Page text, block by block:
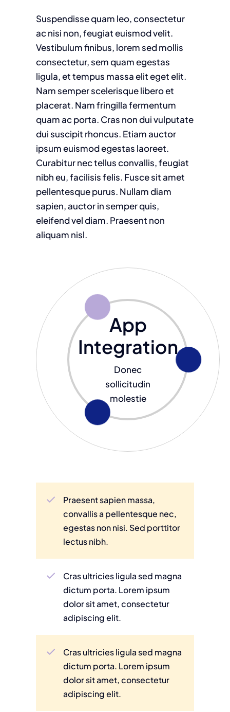
Suspendisse quam leo, consectetur
ac nisi non, feugiat euismod velit.
Vestibulum finibus, lorem sed mollis
consectetur, sem quam egestas
ligula, et tempus massa elit eget elit.
Nam semper scelerisque libero et
placerat. Nam fringilla fermentum
quam ac porta. Cras non dui vulputate
dui suscipit rhoncus. Etiam auctor
ipsum euismod egestas laoreet.
Curabitur nec tellus convallis, feugiat
nibh eu, facilisis felis. Fusce sit amet
pellentesque purus. Nullam diam
sapien, auctor in semper quis,
eleifend vel diam. Praesent non
aliquam nisl.
App
Integration
Donec
sollicitudin
molestie
Praesent sapien massa,
convallis a pellentesque nec,
egestas non nisi. Sed porttitor
lectus nibh.
Cras ultricies ligula sed magna
dictum porta. Lorem ipsum
dolor sit amet, consectetur
adipiscing elit.
Cras ultricies ligula sed magna
dictum porta. Lorem ipsum
dolor sit amet, consectetur
adipiscing elit.